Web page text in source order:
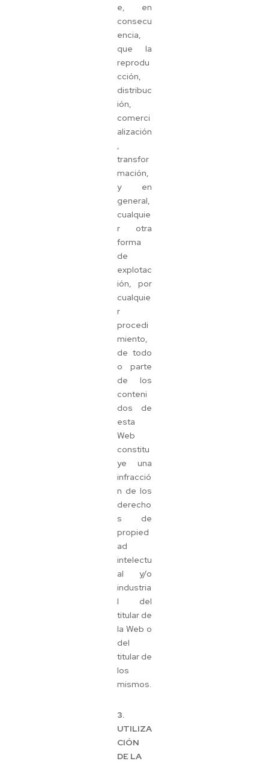
e, en
consecu
encia,
que la
reprodu
cción,
distribuc
ión,
comerci
alización
,
transfor
mación,
y en
general,
cualquie
r otra
forma
de
explotac
ión, por
cualquie
r
procedi
miento,
de todo
o parte
de los
conteni
dos de
esta
Web
constitu
ye una
infracció
n de los
derecho
s de
propied
ad
intelectu
al y/o
industria
l del
titular de
la Web o
del
titular de
los
mismos.
3.
UTILIZA
CIÓN
DE LA